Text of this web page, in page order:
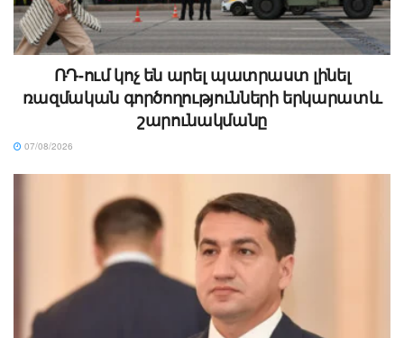
ՌԴ-ում կոչ են արել պատրաստ լինել
ռազմական գործողությունների երկարատև
շարունակմանը
07/08/2026